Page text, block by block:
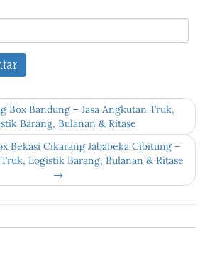
Box Bandung – Jasa Angkutan Truk,
Barang, Bulanan & Ritase
Bekasi Cikarang Jababeka Cibitung –
Logistik Barang, Bulanan & Ritase
→